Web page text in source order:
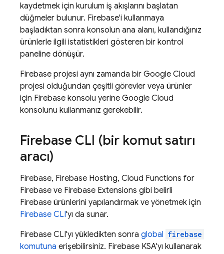
kaydetmek için kurulum iş akışlarını başlatan
düğmeler bulunur. Firebase'i kullanmaya
başladıktan sonra konsolun ana alanı, kullandığınız
ürünlerle ilgili istatistikleri gösteren bir kontrol
paneline dönüşür.
Firebase projesi aynı zamanda bir Google Cloud
projesi olduğundan çeşitli görevler veya ürünler
için Firebase konsolu yerine Google Cloud
konsolunu kullanmanız gerekebilir.
Firebase CLI (bir komut satırı
aracı)
Firebase, Firebase Hosting, Cloud Functions for
Firebase ve Firebase Extensions gibi belirli
Firebase ürünlerini yapılandırmak ve yönetmek için
Firebase CLI'yı da sunar.
Firebase CLI'yı yükledikten sonra global firebase
komutuna erişebilirsiniz. Firebase KSA'yı kullanarak